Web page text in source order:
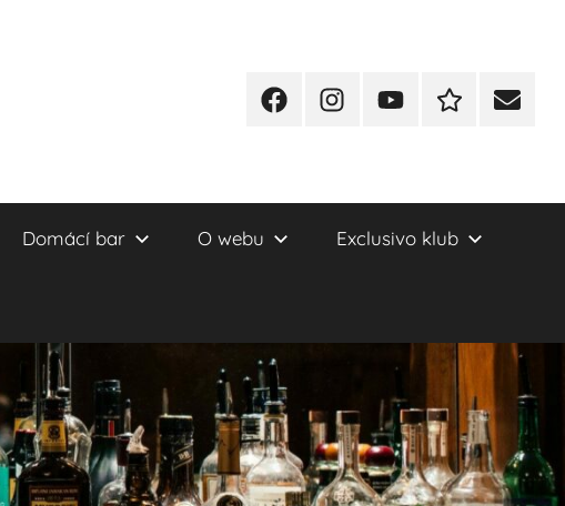
FacebookInstagram
YT
Redakční
E-
Domácí bar O webu Exclusivo klub